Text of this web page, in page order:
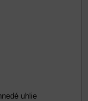
uhlie